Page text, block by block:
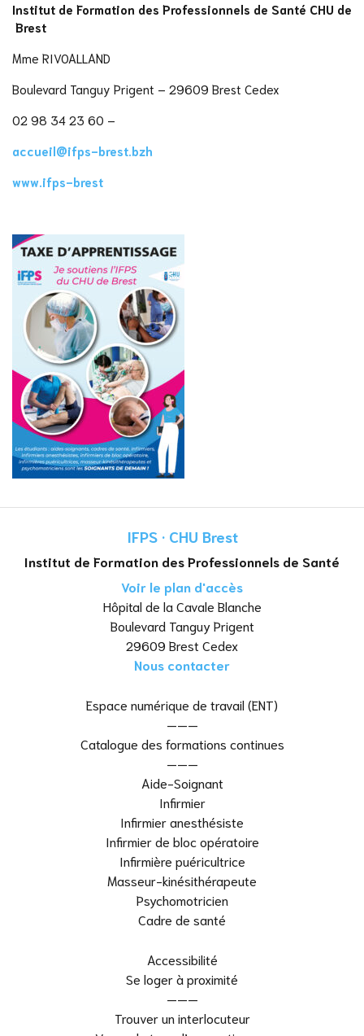
Institut de Formation des Professionnels de Santé CHU de
Brest
Mme RIVOALLAND
Boulevard Tanguy Prigent – 29609 Brest Cedex
02 98 34 23 60 –
accueil@ifps-brest.bzh
www.ifps-brest
IFPS · CHU Brest
Institut de Formation des Professionnels de Santé
Voir le plan d'accès
Hôpital de la Cavale Blanche
Boulevard Tanguy Prigent
29609 Brest Cedex
Nous contacter
Espace numérique de travail (ENT)
———
Catalogue des formations continues
———
Aide-Soignant
Infirmier
Infirmier anesthésiste
Infirmier de bloc opératoire
Infirmière puéricultrice
Masseur-kinésithérapeute
Psychomotricien
Cadre de santé
Accessibilité
Se loger à proximité
———
Trouver un interlocuteur